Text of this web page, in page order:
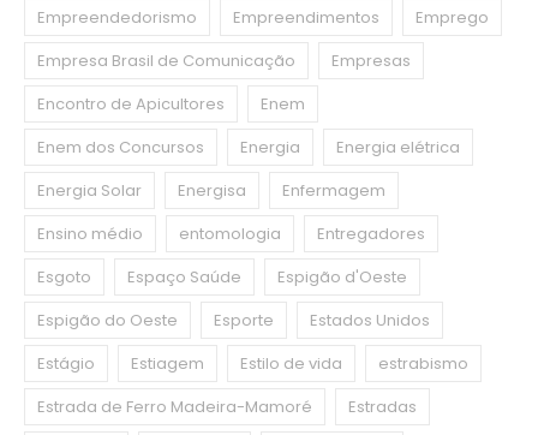
Empreendedorismo
Empreendimentos
Emprego
Empresa Brasil de Comunicação
Empresas
Encontro de Apicultores
Enem
Enem dos Concursos
Energia
Energia elétrica
Energia Solar
Energisa
Enfermagem
Ensino médio
entomologia
Entregadores
Esgoto
Espaço Saúde
Espigão d'Oeste
Espigão do Oeste
Esporte
Estados Unidos
Estágio
Estiagem Estilo de vida
estrabismo
Estrada de Ferro Madeira-Mamoré
Estradas